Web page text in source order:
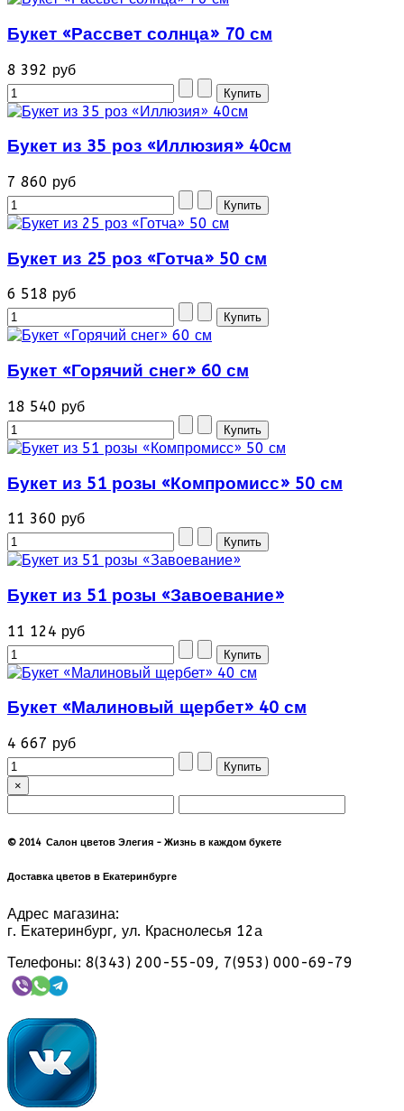
Букет «Рассвет солнца» 70 см
8 392 руб
Букет из 35 роз «Иллюзия» 40см
7 860 руб
Букет из 25 роз «Готча» 50 см
6 518 руб
Букет «Горячий снег» 60 см
18 540 руб
Букет из 51 розы «Компромисс» 50 см
11 360 руб
Букет из 51 розы «Завоевание»
11 124 руб
Букет «Малиновый щербет» 40 см
4 667 руб
×
© 2014 Салон цветов Элегия - Жизнь в каждом букете
Доставка цветов в Екатеринбурге
Адрес магазина:
г. Екатеринбург, ул. Краснолесья 12а
Телефоны: 8(343) 200-55-09, 7(953) 000-69-79